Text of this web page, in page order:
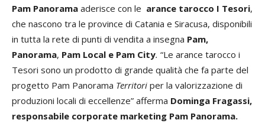
Pam Panorama aderisce con le arance tarocco I Tesori,
che nascono tra le province di Catania e Siracusa, disponibili
in tutta la rete di punti di vendita a insegna Pam,
Panorama, Pam Local e Pam City. “Le arance tarocco i
Tesori sono un prodotto di grande qualità che fa parte del
progetto Pam Panorama Territori per la valorizzazione di
produzioni locali di eccellenze” afferma Dominga Fragassi,
responsabile corporate marketing Pam Panorama.